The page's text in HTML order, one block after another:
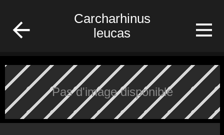
Carcharhinus
leucas
Pas d'image disponible